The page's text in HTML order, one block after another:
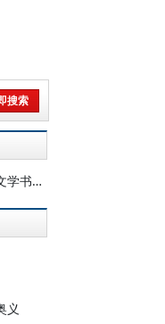
张洪兴：《周易》“位”的内涵及其文学书写特征
义